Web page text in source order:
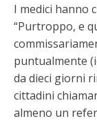
I medici hanno
“Purtroppo, e
puntualmente
da dieci giorni
cittadini
almeno un